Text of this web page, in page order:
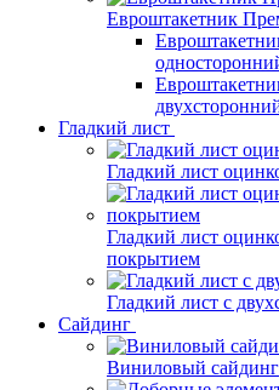
Евроштакетник
Гладкий лист
Гладкий лист
Гладкий лист
покрытием
Гладкий лист с
Сайдинг
Виниловый сайдинг